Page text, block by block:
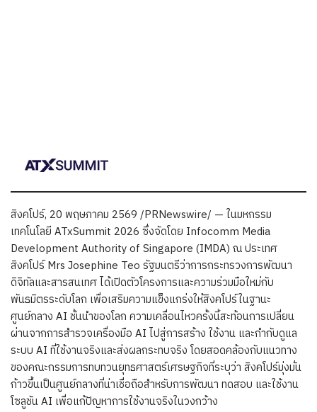
สิงคโปร์, 20 พฤษภาคม 2569 /PRNewswire/ — ในมหกรรม
เทคโนโลยี ATxSummit 2026 ซึ่งจัดโดย Infocomm Media
Development Authority of Singapore (IMDA) ณ ประเทศ
สิงคโปร์ Mrs Josephine Teo รัฐมนตรีว่าการกระทรวงการพัฒนา
ดิจิทัลและสารสนเทศ ได้เปิดตัวโครงการและความร่วมมือใหม่กับ
พันธมิตรระดับโลก เพื่อเสริมความแข็งแกร่งให้สิงคโปร์ในฐานะ
ศูนย์กลาง AI ชั้นนำของโลก ความเคลื่อนไหวครั้งนี้สะท้อนการเปลี่ยน
ผ่านจากการสำรวจเครื่องมือ AI ไปสู่การสร้าง ใช้งาน และกำกับดูแล
ระบบ AI ที่ใช้งานจริงและส่งผลกระทบจริง โดยสอดคล้องกับแนวทาง
ของคณะกรรมการทบทวนยุทธศาสตร์เศรษฐกิจที่ระบุว่า สิงคโปร์มุ่งมั่น
ก้าวขึ้นเป็นศูนย์กลางที่น่าเชื่อถือสำหรับการพัฒนา ทดสอบ และใช้งาน
โซลูชัน AI เพื่อแก้ปัญหาการใช้งานจริงในวงกว้าง